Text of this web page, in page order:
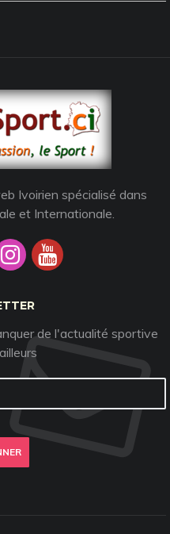
Ivoirien spécialisé dans
et Internationale.
de l'actualité sportive